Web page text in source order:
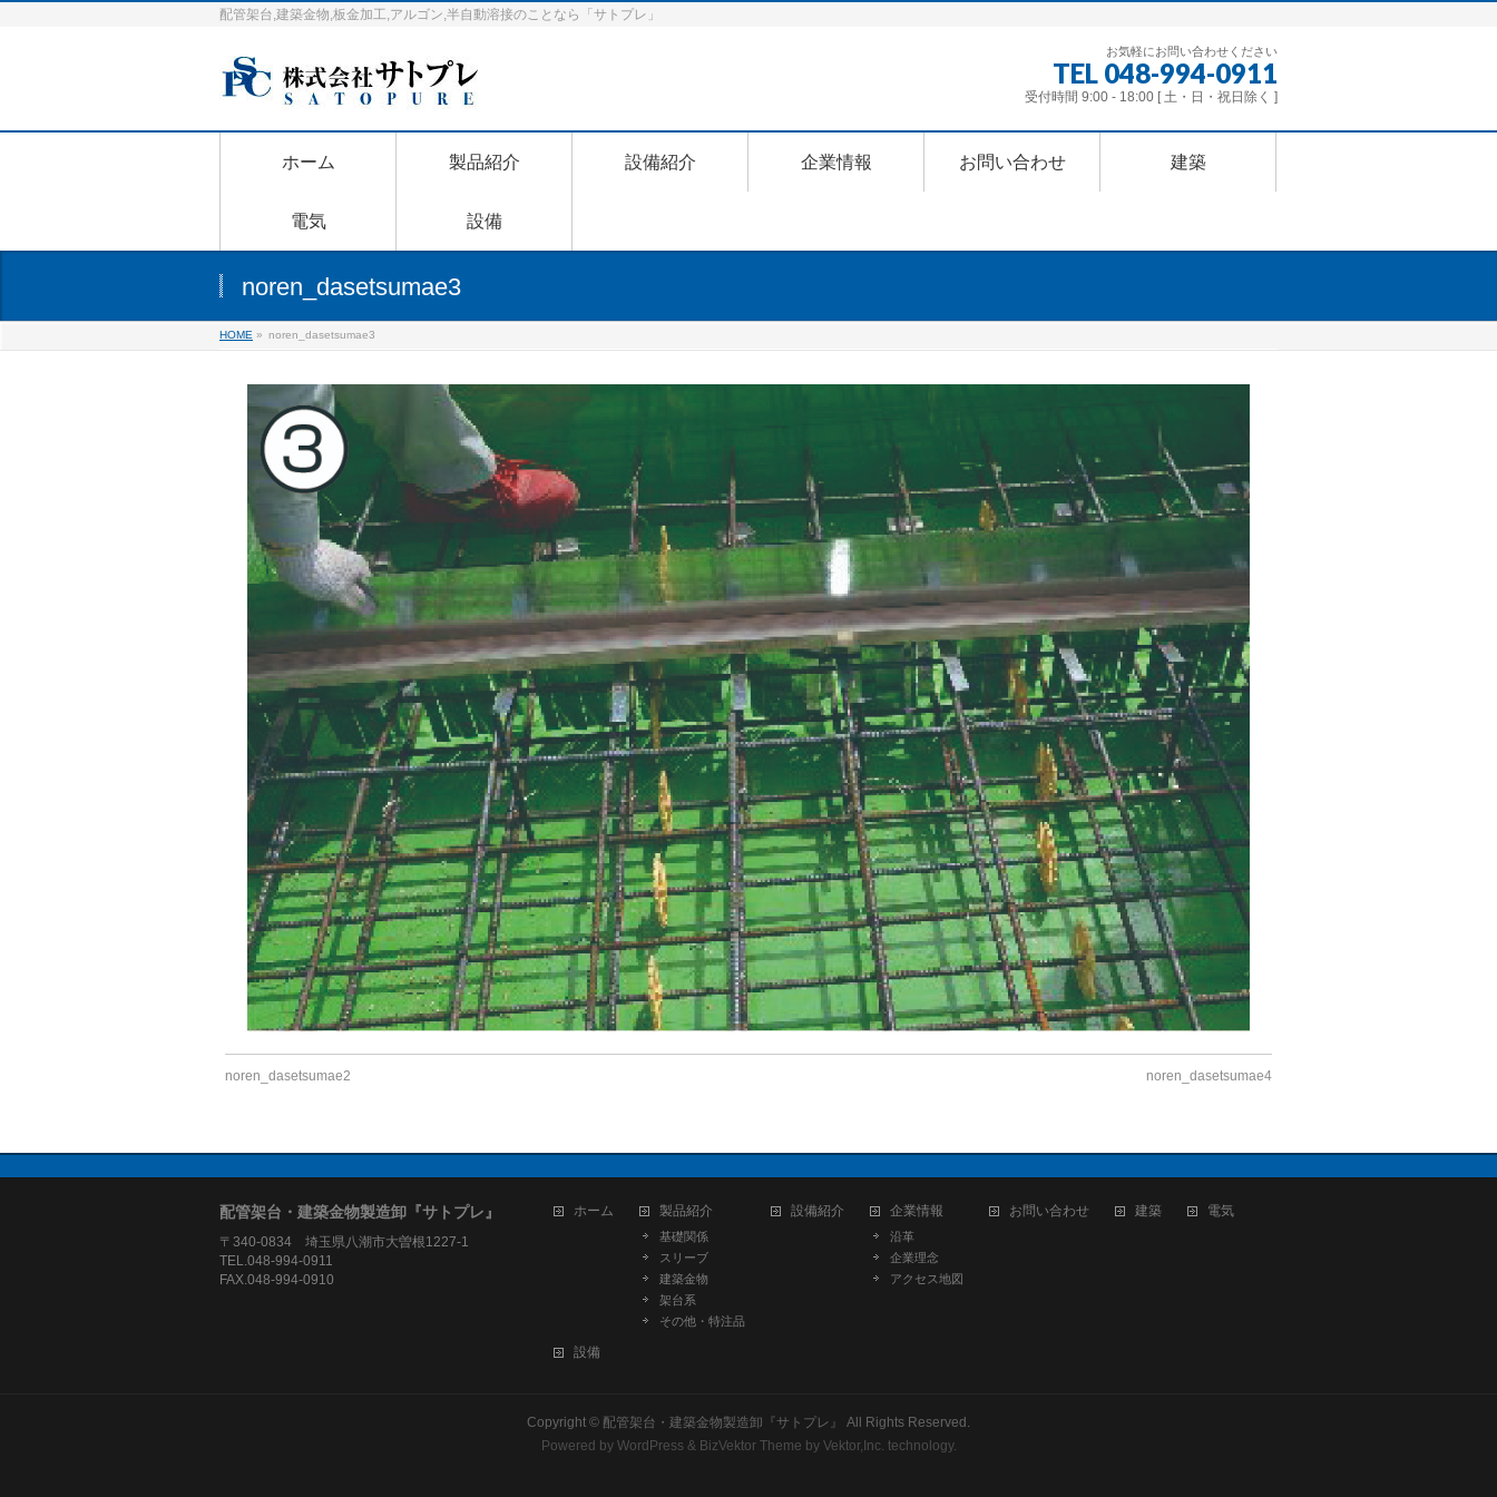
配管架台,建築金物,板金加工,アルゴン,半自動溶接のことなら「サトプレ」
お気軽にお問い合わせください
TEL 048-994-0911
受付時間 9:00 - 18:00 [ 土・日・祝日除く ]
ホーム 製品紹介 設備紹介 企業情報 お問い合わせ 建築
電気 設備
noren_dasetsumae3
HOME » noren_dasetsumae3
noren_dasetsumae2 noren_dasetsumae4
配管架台・建築金物製造卸『サトプレ』
〒340-0834 埼玉県八潮市大曽根1227-1
TEL.048-994-0911
FAX.048-994-0910
ホーム 製品紹介
基礎関係
スリーブ
建築金物
架台系
その他・特注品
設備紹介 企業情報
沿革
企業理念
アクセス地図
お問い合わせ 建築 電気
設備
Copyright © 配管架台・建築金物製造卸『サトプレ』
All Rights Reserved.
Powered by WordPress & BizVektor Theme by Vektor,Inc. technology.